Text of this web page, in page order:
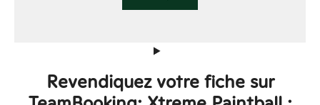
Revendiquez votre fiche sur